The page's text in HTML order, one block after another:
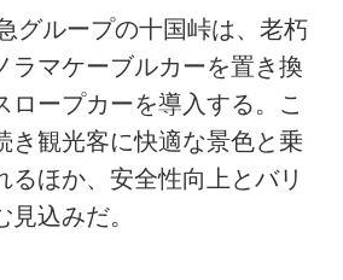
ジー
ィアについて
グループの十国峠は、老朽
ラマケーブルカーを置き換
ロープカーを導入する。こ
き観光客に快適な景色と乗
るほか、安全性向上とバリ
込みだ。